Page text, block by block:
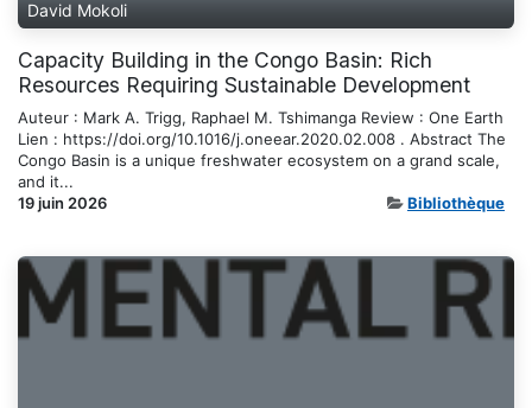
David Mokoli
Capacity Building in the Congo Basin: Rich
Resources Requiring Sustainable Development
Auteur : Mark A. Trigg, Raphael M. Tshimanga Review : One Earth
Lien : https://doi.org/10.1016/j.oneear.2020.02.008 . Abstract The
Congo Basin is a unique freshwater ecosystem on a grand scale,
and it...
19 juin 2026
Bibliothèque